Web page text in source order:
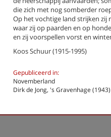
thema
Koos
die zich met nog somberder
Op het vochtige land strijken zij
waar zij op paarden en op
en zij voorspellen vorst en
Koos Schuur (1915-1995)
Gepubliceerd in:
Novemberland
Dirk de Jong, 's Gravenhage (1943)